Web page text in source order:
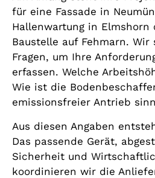
für eine Fassade in
Hallenwartung in Elmshorn
Baustelle auf Fehmarn.
Fragen, um Ihre
erfassen. Welche
Wie ist die
emissionsfreier Antrieb
Aus diesen Angaben
Das passende Gerät,
Sicherheit und
koordinieren wir die